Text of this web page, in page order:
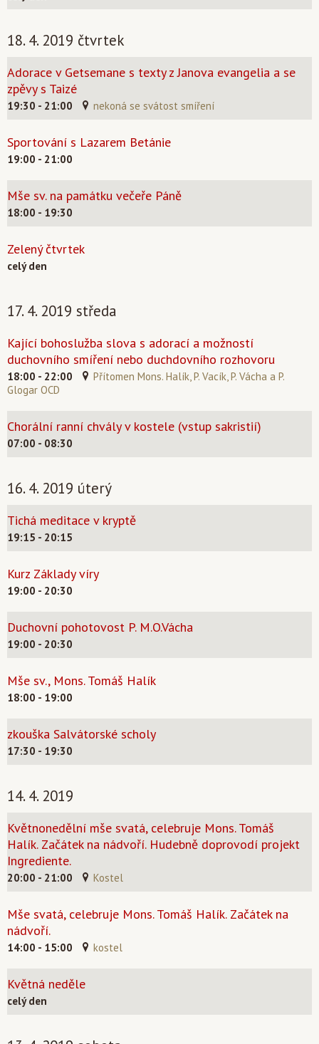
18. 4. 2019 čtvrtek
Adorace v Getsemane s texty z Janova evangelia a se
zpěvy s Taizé
19:30 - 21:00 nekoná se svátost smíření
Sportování s Lazarem Betánie
19:00 - 21:00
Mše sv. na památku večeře Páně
18:00 - 19:30
Zelený čtvrtek
celý den
17. 4. 2019 středa
Kající bohoslužba slova s adorací a možností
duchovního smíření nebo duchdovního rozhovoru
18:00 - 22:00
Přítomen Mons. Halík, P. Vacík, P. Vácha a P.
Glogar OCD
Chorální ranní chvály v kostele (vstup sakristií)
07:00 - 08:30
16. 4. 2019 úterý
Tichá meditace v kryptě
19:15 - 20:15
Kurz Základy víry
19:00 - 20:30
Duchovní pohotovost P. M.O.Vácha
19:00 - 20:30
Mše sv., Mons. Tomáš Halík
18:00 - 19:00
zkouška Salvátorské scholy
17:30 - 19:30
14. 4. 2019
Květnonedělní mše svatá, celebruje Mons. Tomáš
Halík. Začátek na nádvoří. Hudebně doprovodí projekt
Ingrediente.
20:00 - 21:00 Kostel
Mše svatá, celebruje Mons. Tomáš Halík. Začátek na
nádvoří.
14:00 - 15:00 kostel
Květná neděle
celý den